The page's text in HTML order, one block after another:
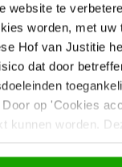
te
worden, met
Hof van Justitie
dat door
op 'Cookies
worden.
beneden scrollen